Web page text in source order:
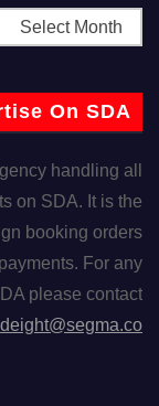
On SDA
handling all
on SDA. It is the
booking orders
For any
please contact
deight@segma.co